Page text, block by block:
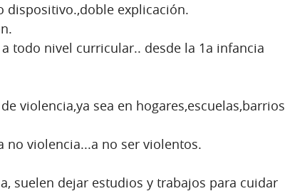
dispositivo.,doble explicación.
todo nivel curricular.. desde la 1a infancia
violencia,ya sea en hogares,escuelas,barrios
no violencia...a no ser violentos.
suelen dejar estudios y trabajos para cuidar